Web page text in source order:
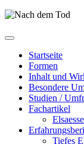
Startseite
Formen
Inhalt und
Besondere
Studien /
Fachartikel
Tiefes